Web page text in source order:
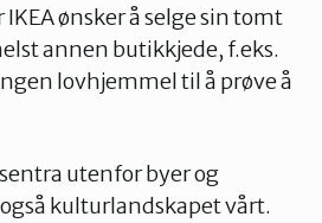
ønsker å selge sin tomt
annen butikkjede, f.eks.
lovhjemmel til å prøve å
utenfor byer og
kulturlandskapet vårt.